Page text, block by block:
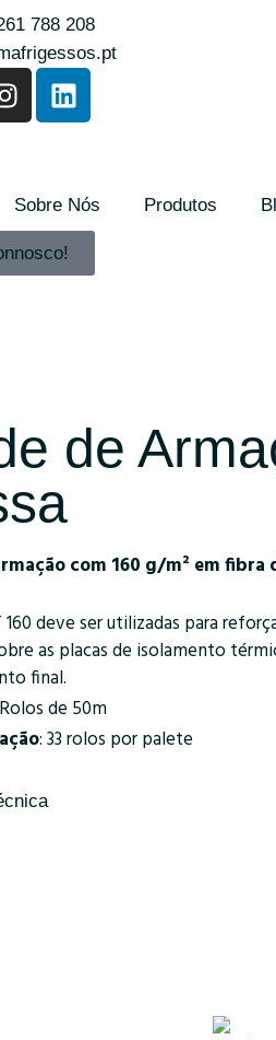
788 208
Sobre Nós Produtos
de
com 160 g/m² em
160 deve ser utilizadas para
as placas de isolamento
final.
de 50m
: 33 rolos por palete